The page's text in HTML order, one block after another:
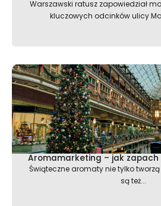
Warszawski ratusz zapowiedział
kluczowych odcinków ulicy
Aromamarketing – jak zapach
Świąteczne aromaty nie tylko
są też...